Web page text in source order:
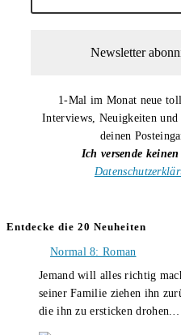
1-Mal im Monat neue
Interviews, Neuigkeiten und
deinen
Ich versende
Entdecke die 20 Neuheiten
Normal 8: Roman
Jemand will alles richtig
seiner Familie ziehen ihn
die ihn zu ersticken